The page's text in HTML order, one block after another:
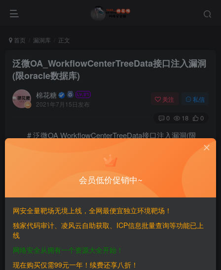
首页 漏洞库 正文
泛微OA_WorkflowCenterTreeData接口注入漏洞
(限oracle数据库)
棉花糖
2021年7月15日发布
关注 私信
0 18 0
# 泛微OA WorkflowCenterTreeData接口注入漏洞(限
一、漏洞简介
————
————
会员低价促销中~
网安全量靶场无境上线，全网最便宜独立环境靶场！
独家代码审计、凌风云自助获取、ICP信息批量查询等功能已上
线
网络安全从拥有一个资源大全开始！
现在购买仅需99元一年！续费还享八折！